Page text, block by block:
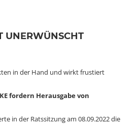
UNERWÜNSCHT
fordern Herausgabe von
in der Ratssitzung am 08.09.2022 die